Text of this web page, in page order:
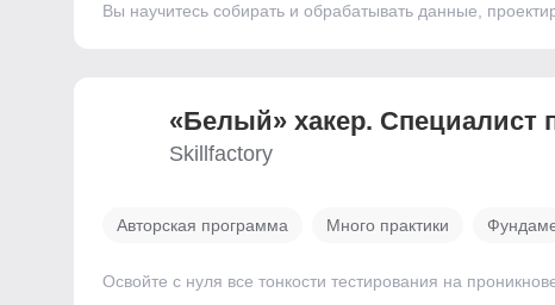
Вы научитесь собирать и обрабатывать данные,
«Белый» хакер. Специалист
Skillfactory
Авторская программа Много практики
Освойте с нуля все тонкости тестирования на